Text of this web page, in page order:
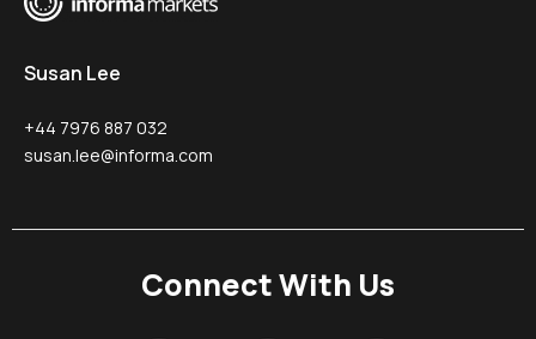
Susan Lee
+44 7976 887 032
susan.lee@informa.com
Connect With Us